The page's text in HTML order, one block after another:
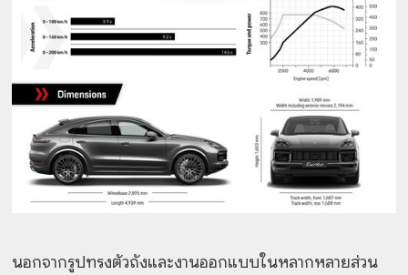
นอกจากรูปทรงตัวถังและงานออกแบบในหลากหลายส่วน